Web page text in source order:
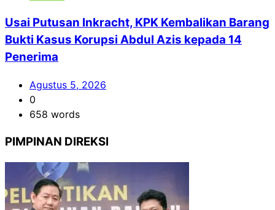
Usai Putusan Inkracht, KPK Kembalikan Barang
Bukti Kasus Korupsi Abdul Azis kepada 14
Penerima
Agustus 5, 2026
0
658 words
PIMPINAN DIREKSI